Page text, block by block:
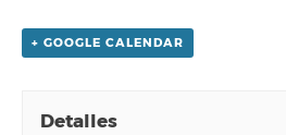
+ GOOGLE CALENDAR
Detalles